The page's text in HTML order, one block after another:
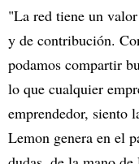
"La red tiene un
y de contribución.
podamos compartir
lo que cualquier
emprendedor, siento
Lemon genera en el